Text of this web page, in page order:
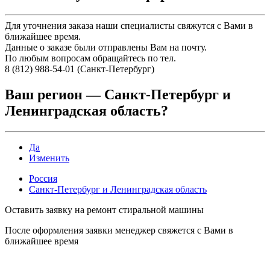
Для уточнения заказа наши специалисты свяжутся с Вами в
ближайшее время.
Данные о заказе были отправлены Вам на почту.
По любым вопросам обращайтесь по тел.
8 (812) 988-54-01 (Санкт-Петербург)
Ваш регион — Санкт-Петербург и
Ленинградская область?
Да
Изменить
Россия
Санкт-Петербург и Ленинградская область
Оставить заявку на ремонт стиральной машины
После оформления заявки менеджер свяжется с Вами в
ближайшее время